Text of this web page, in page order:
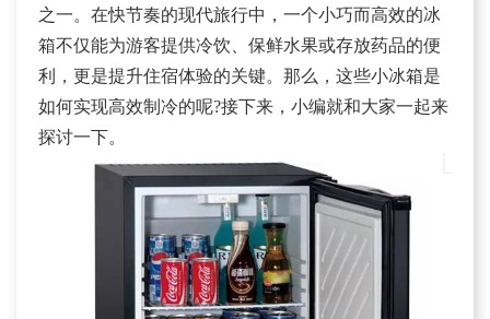
之一。在快节奏的现代旅行中，一个小巧而高效的冰
箱不仅能为游客提供冷饮、保鲜水果或存放药品的便
利，更是提升住宿体验的关键。那么，这些小冰箱是
如何实现高效制冷的呢?接下来，小编就和大家一起来
探讨一下。